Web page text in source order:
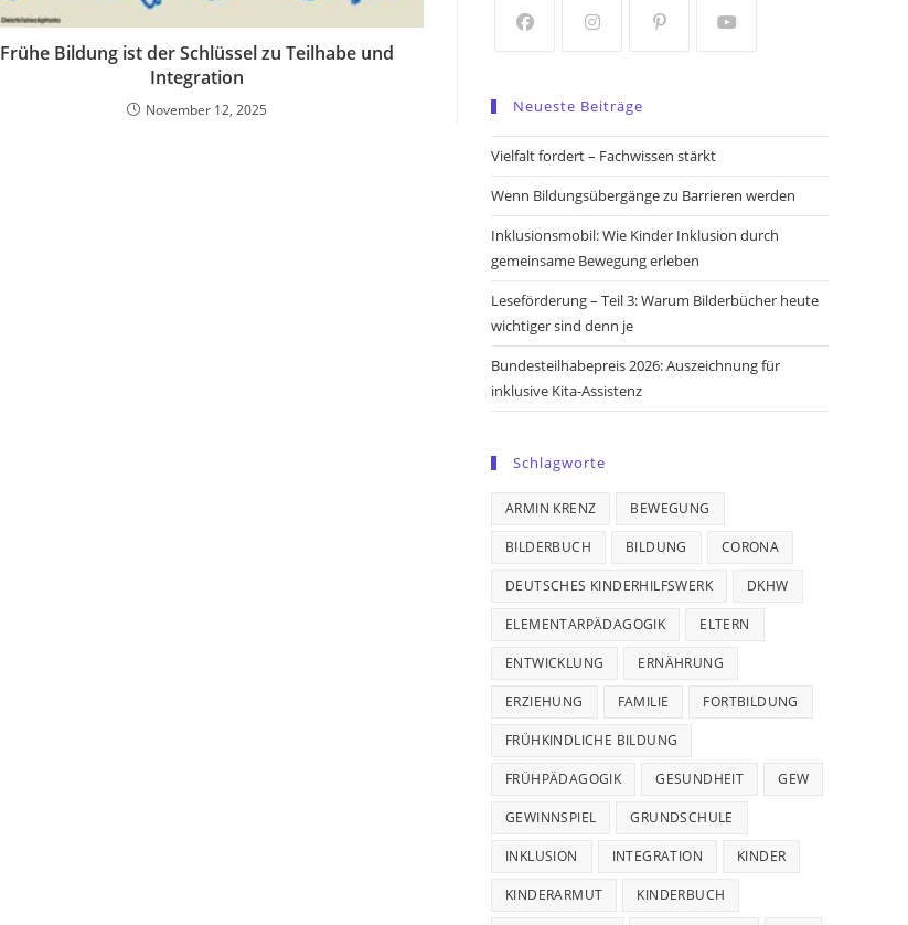
Frühe Bildung ist der Schlüssel zu Teilhabe und
Integration
November 12, 2025
tab
a
new
new
a
new
new
Neueste Beiträge
Vielfalt fordert – Fachwissen stärkt
Wenn Bildungsübergänge zu Barrieren werden
Inklusionsmobil: Wie Kinder Inklusion durch
gemeinsame Bewegung erleben
Leseförderung – Teil 3: Warum Bilderbücher heute
wichtiger sind denn je
Bundesteilhabepreis 2026: Auszeichnung für
inklusive Kita-Assistenz
Schlagworte
ARMIN KRENZ BEWEGUNG
BILDERBUCH BILDUNG CORONA
DEUTSCHES KINDERHILFSWERK DKHW
ELEMENTARPÄDAGOGIK ELTERN
ENTWICKLUNG ERNÄHRUNG
ERZIEHUNG FAMILIE FORTBILDUNG
FRÜHKINDLICHE BILDUNG
FRÜHPÄDAGOGIK GESUNDHEIT GEW
GEWINNSPIEL GRUNDSCHULE
INKLUSION INTEGRATION KINDER
KINDERARMUT KINDERBUCH